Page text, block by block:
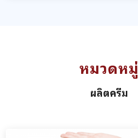
หมวดหมู่
ผลิตครีม